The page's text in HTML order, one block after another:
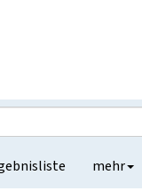
mehr